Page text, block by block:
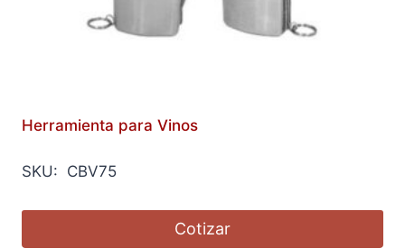
Herramienta para Vinos
SKU: CBV75
Cotizar